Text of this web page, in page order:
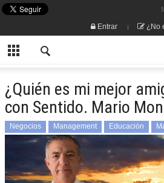
Entrar
¿No
¿Quién es mi mejor
con Sentido. Mario
Negocios Management Educación